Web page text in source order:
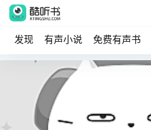
发现 有声小说 免费有声书